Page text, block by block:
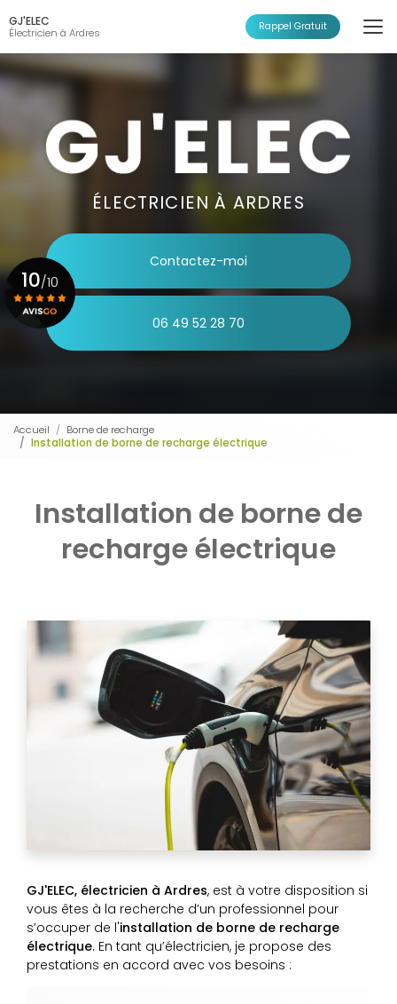
au
contenu
principal
GJ'ELEC
Électricien à Ardres Rappel Gratuit
ÉLECTRICIEN À ARDRES
Contactez-moi
06 49 52 28 70
10/10
Voir le certificat
Accueil
Borne de recharge
Installation de borne de recharge électrique
Installation de borne de
recharge électrique
GJ'ELEC, électricien à Ardres, est à votre disposition si
vous êtes à la recherche d’un professionnel pour
s’occuper de l'installation de borne de recharge
électrique. En tant qu’électricien, je propose des
prestations en accord avec vos besoins :